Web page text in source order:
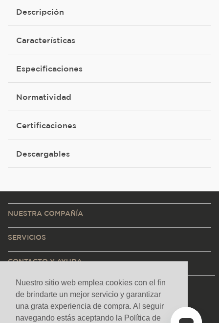
Nuestro sitio web emplea cookies con el fin
de brindarte un mejor servicio y garantizar
una grata experiencia de compra. Al seguir
navegando estás aceptando la Política de
Descripción
Características
Especificaciones
Normatividad
Certificaciones
Descargables
NUESTRA COMPAÑÍA
SERVICIOS
CONTACTO Y AYUDA